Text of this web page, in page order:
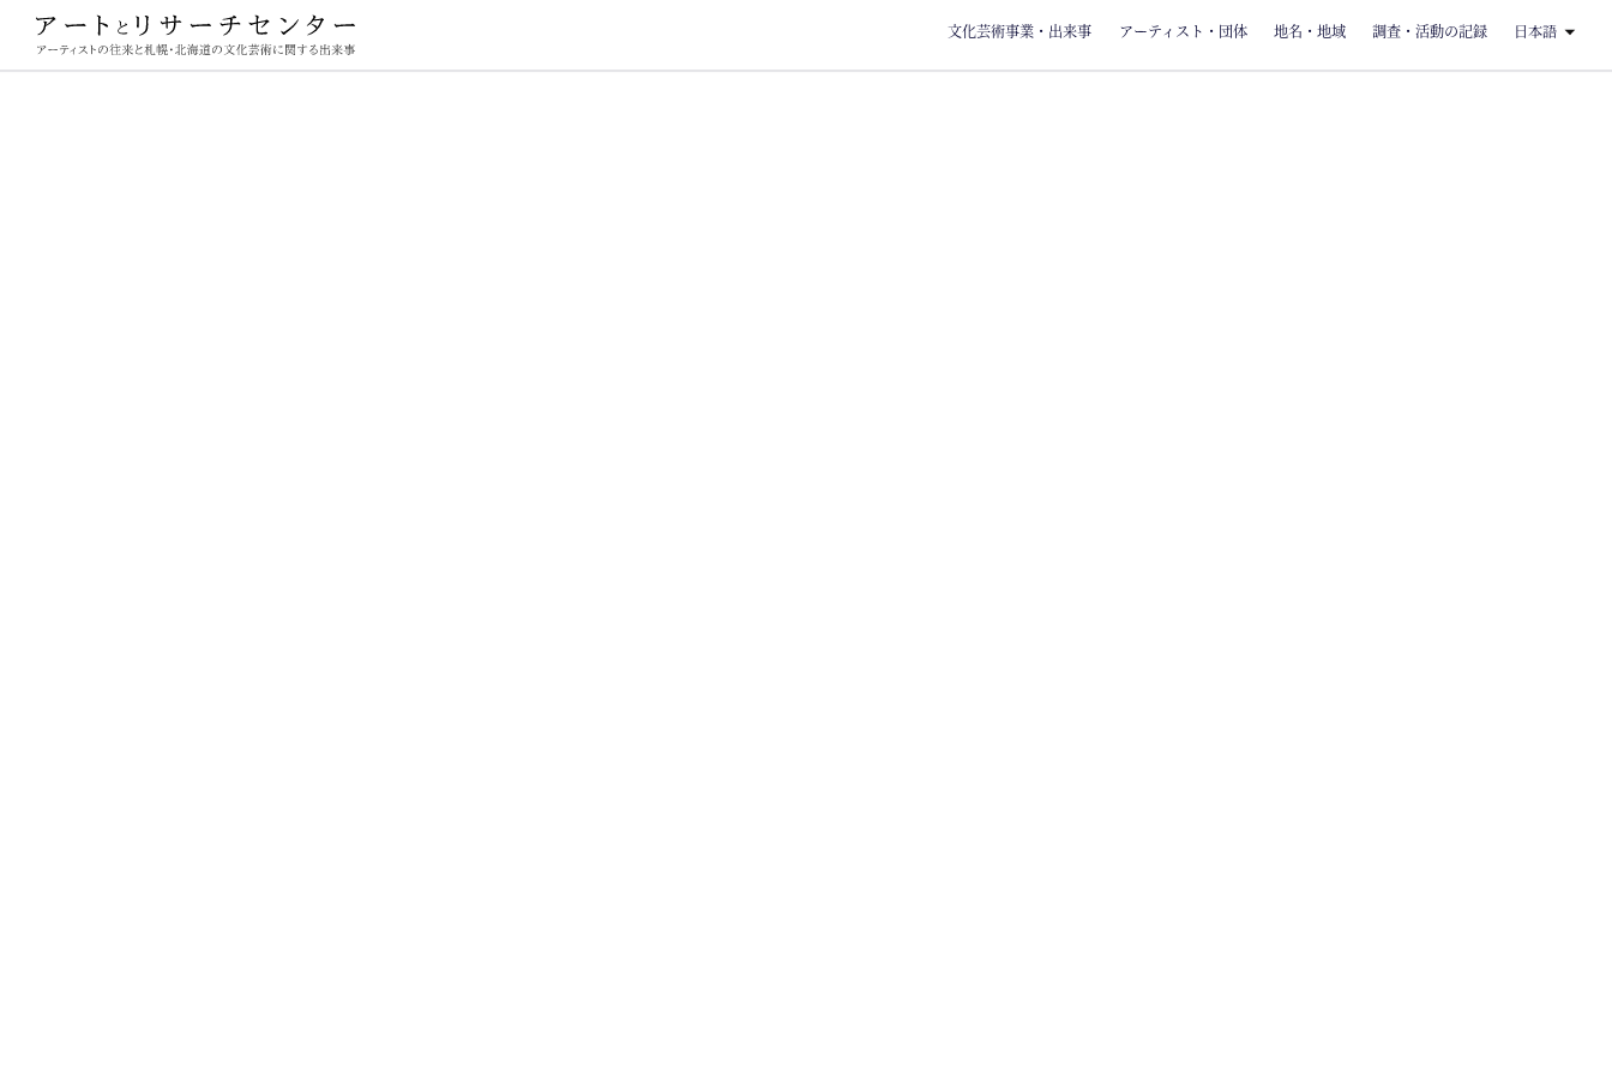
チセンター 文化芸術事業・出来事 アーティスト・団体 地名・地域 調査・活動の記録